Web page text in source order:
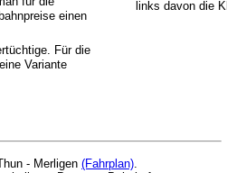
einen
Für die
Variante
links davon die
- Merligen (Fahrplan).